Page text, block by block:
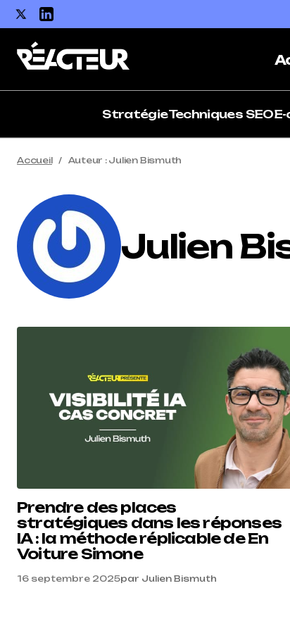
StratégieTechniques SEO
Accueil Auteur : Julien Bismuth
Julien
Prendre des places
stratégiques dans les réponses
IA : la méthode réplicable de En
Voiture Simone
16 septembre 2025par Julien Bismuth